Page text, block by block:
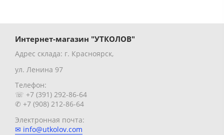
Интернет-магазин "УТКОЛОВ"
Адрес склада: г. Красноярск,
ул. Ленина 97
Телефон:
☏ +7 (391) 292-86-64
✆ +7 (908) 212-86-64
Электронная почта:
✉ info@utkolov.com